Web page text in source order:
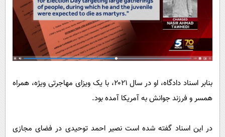
بنابر اسناد دادگاه، او در سال ۲۰۲۱، با یک ویزای مهاجرتی ویژه، همراه
همسر و فرزند جوانش به آمریکا آمده بود.
در این اسناد گفته شده است نصیر احمد توحیدی در فضای مجازی